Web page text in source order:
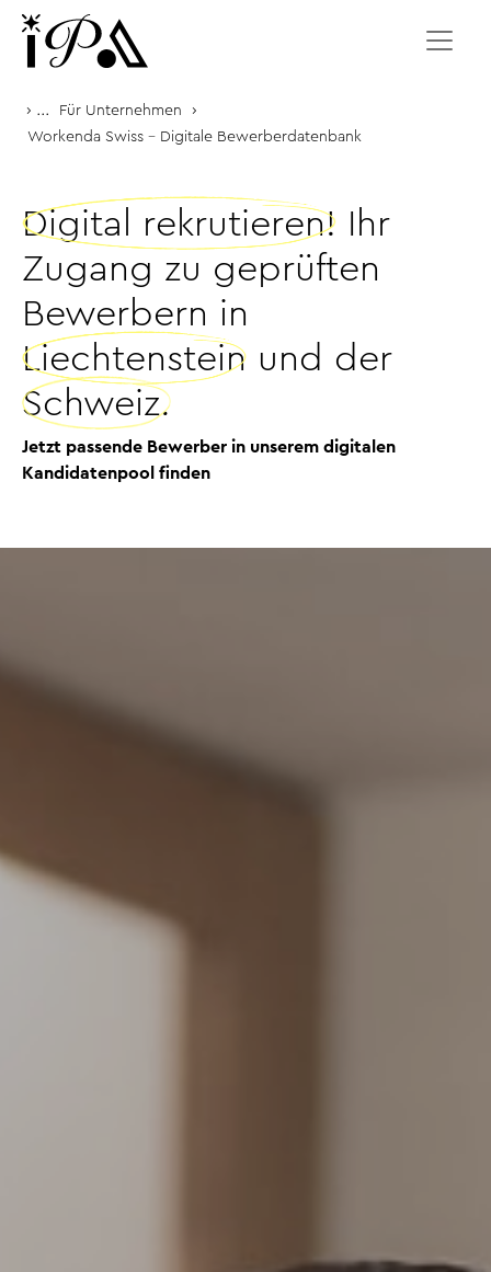
Zum Inhalt springen
› ... Für Unternehmen ›
Workenda Swiss – Digitale Bewerberdatenbank
Digital rekrutieren! Ihr
Zugang zu geprüften
Bewerbern in
Liechtenstein und der
Schweiz.
Jetzt passende Bewerber in unserem digitalen
Kandidatenpool finden